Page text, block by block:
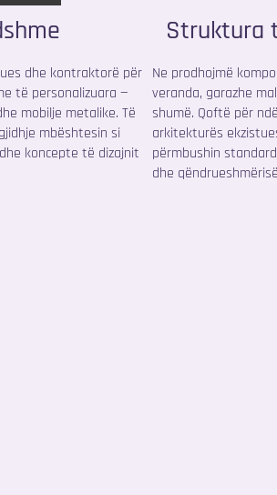
dhe kontraktorë për
të personalizuara —
mobilje metalike. Të
mbështesin si
koncepte të dizajnit
Struktura
Ne prodhojmë
veranda, garazhe
shumë. Qoftë për
arkitekturës
përmbushin
dhe